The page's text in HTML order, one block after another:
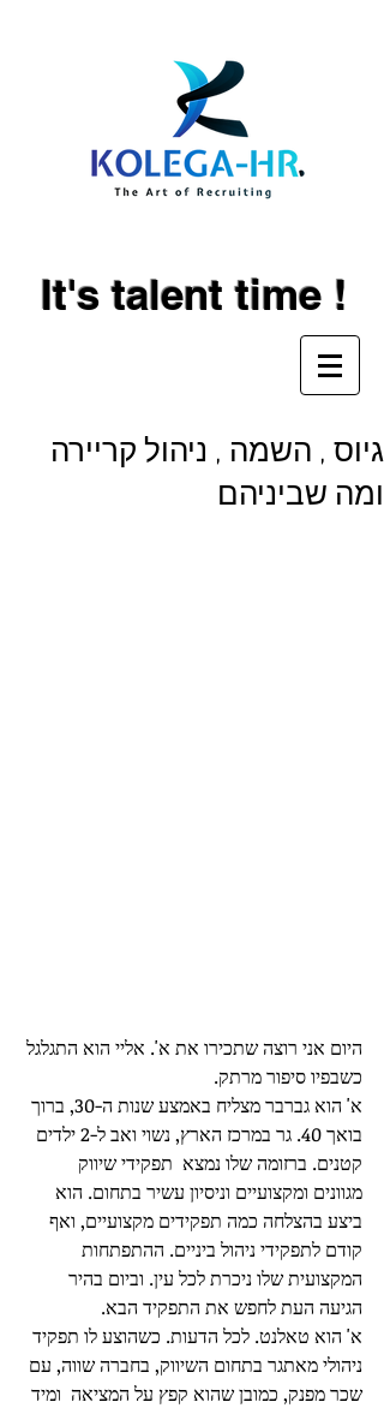
It's talent time !
גיוס , השמה , ניהול קריירה
ומה שביניהם
היום אני רוצה שתכירו את א'. אליי הוא התגלגל
כשבפיו סיפור מרתק.
א' הוא גברבר מצליח באמצע שנות ה-30, ברוך
בואך 40. גר במרכז הארץ, נשוי ואב ל-2 ילדים
קטנים. ברזומה שלו נמצא  תפקידי שיווק
מגוונים ומקצועיים וניסיון עשיר בתחום. הוא
ביצע בהצלחה כמה תפקידים מקצועיים, ואף
קודם לתפקידי ניהול ביניים. ההתפתחות
המקצועית שלו ניכרת לכל עין. וביום בהיר
הגיעה העת לחפש את התפקיד הבא.
א' הוא טאלנט. לכל הדעות. כשהוצע לו תפקיד
ניהולי מאתגר בתחום השיווק, בחברה שווה, עם
שכר מפנק, כמובן שהוא קפץ על המציאה  ומיד